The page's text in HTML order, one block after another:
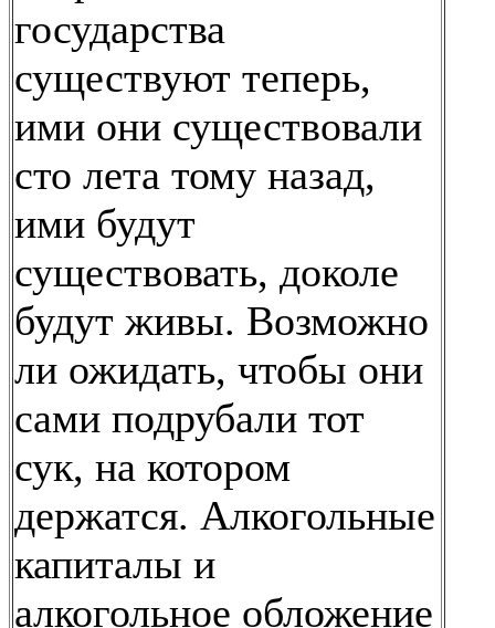
государства
существуют теперь,
ими они существовали
сто лета тому назад,
ими будут
существовать, доколе
будут живы. Возможно
ли ожидать, чтобы они
сами подрубали тот
сук, на котором
держатся. Алкогольные
капиталы и
алкогольное обложение